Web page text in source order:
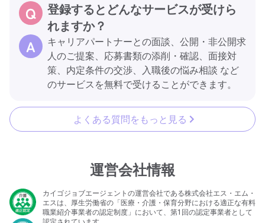
登録するとどんなサービスが受けら
れますか？
キャリアパートナーとの面談、公開・非公開求
人のご提案、応募書類の添削・確認、面接対
策、内定条件の交渉、入職後の悩み相談 など
のサービスを無料で受けることができます。
よくある質問をもっと見る
運営会社情報
カイゴジョブエージェントの運営会社である株式会社エス・エム・
エスは、厚生労働省の「医療・介護・保育分野における適正な有料
職業紹介事業者の認定制度」において、第1回の認定事業者として